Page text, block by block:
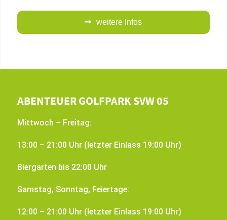
weitere Infos
ABENTEUER GOLFPARK SVW 05
Mittwoch – Freitag:
13:00 – 21:00 Uhr (letzter Einlass 19:00 Uhr)
Biergarten bis 22:00 Uhr
Samstag, Sonntag, Feiertage:
12:00 – 21:00 Uhr (letzter Einlass 19:00 Uhr)